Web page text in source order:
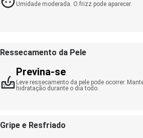
Umidade moderada. O frizz pode aparecer.
Ressecamento da Pele
Previna-se
Leve ressecamento da pele pode ocorrer.
hidratação durante o dia todo.
Gripe e Resfriado